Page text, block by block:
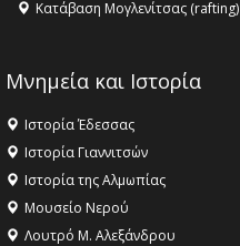
Κατάβαση Μογλενίτσας (rafting)
Μνημεία και Ιστορία
Ιστορία Έδεσσας
Ιστορία Γιαννιτσών
Ιστορία της Αλμωπίας
Μουσείο Νερού
Λουτρό Μ. Αλεξάνδρου